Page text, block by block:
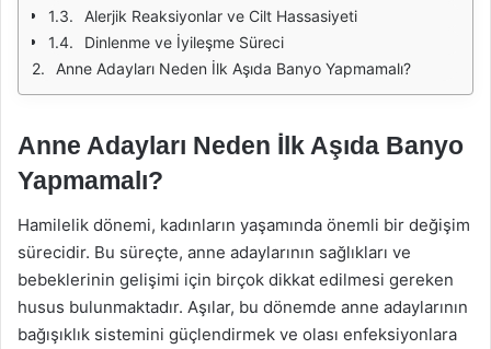
Alerjik Reaksiyonlar ve Cilt Hassasiyeti
Dinlenme ve İyileşme Süreci
Anne Adayları Neden İlk Aşıda Banyo Yapmamalı?
Anne Adayları Neden İlk Aşıda Banyo
Yapmamalı?
Hamilelik dönemi, kadınların yaşamında önemli bir değişim
sürecidir. Bu süreçte, anne adaylarının sağlıkları ve
bebeklerinin gelişimi için birçok dikkat edilmesi gereken
husus bulunmaktadır. Aşılar, bu dönemde anne adaylarının
bağışıklık sistemini güçlendirmek ve olası enfeksiyonlara